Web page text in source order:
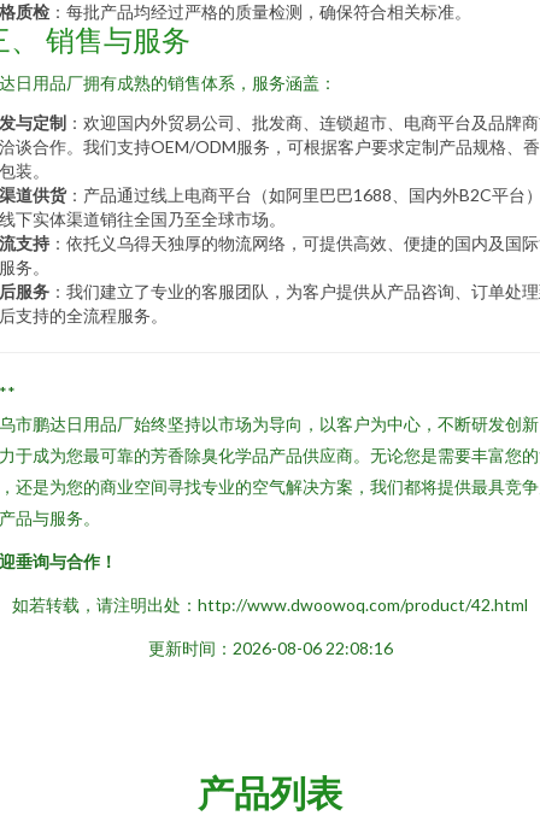
质检 ：每批产品均经过严格的质量检测，确保符合相关标准。
、 销售与服务
日用品厂拥有成熟的销售体系，服务涵盖：
与定制 ：欢迎国内外贸易公司、批发商、连锁超市、电商平台及品牌
谈合作。我们支持OEM/ODM服务，可根据客户要求定制产品规格、
装。
道供货：产品通过线上电商平台（如阿里巴巴1688、国内外B2C平台
下实体渠道销往全国乃至全球市场。
支持 ：依托义乌得天独厚的物流网络，可提供高效、便捷的国内及国
务。
服务 ：我们建立了专业的客服团队，为客户提供从产品咨询、订单处
支持的全流程服务。
市鹏达日用品厂始终坚持以市场为导向，以客户为中心，不断研发创
于成为您最可靠的芳香除臭化学品产品供应商。无论您是需要丰富您
还是为您的商业空间寻找专业的空气解决方案，我们都将提供最具竞
品与服务。
垂询与合作！
如若转载，请注明出处：http://www.dwoowoq.com/product/42.html
更新时间：2026-08-06 22:08:16
产品列表